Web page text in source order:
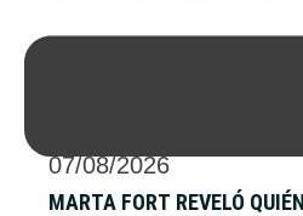
La Cámara alta dio
07/08/2026
MARTA FORT REVELÓ